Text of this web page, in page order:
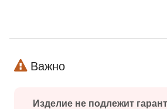
Важно
Изделие не подлежит